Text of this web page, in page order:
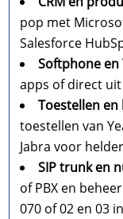
pop met
Salesforce
Softphone en
apps of direct
Toestellen en
toestellen van
Jabra voor
SIP trunk en
of PBX en
070 of 02 en 03